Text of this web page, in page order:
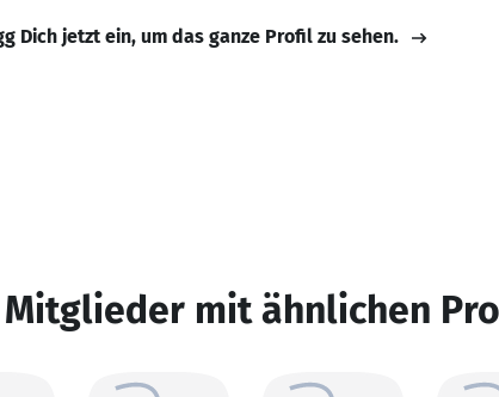
Dich jetzt ein, um das ganze Profil zu sehen.
Mitglieder mit ähnlichen